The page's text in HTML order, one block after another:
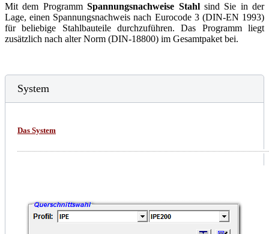
Mit dem ProgrammSpannungsnachweise Stahlsind Sie in der
Lage, einen Spannungsnachweis nach Eurocode 3 (DIN-EN 1993)
für beliebige Stahlbauteile durchzuführen. Das Programm liegt
zusätzlich nach alter Norm (DIN-18800) im Gesamtpaket bei.
System
Das System